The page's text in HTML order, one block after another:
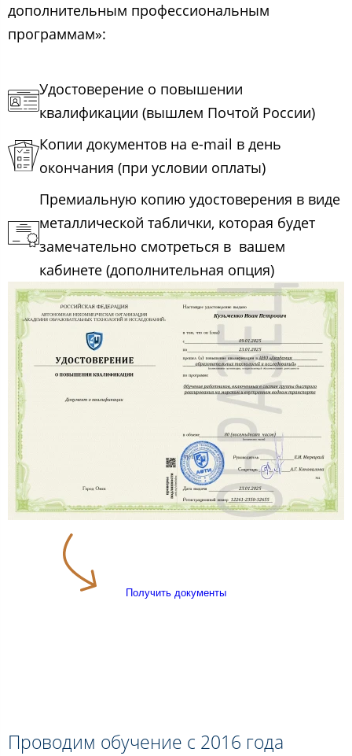
дополнительным профессиональным
программам»:
Удостоверение о повышении
квалификации (вышлем Почтой России)
Копии документов на e-mail в день
окончания (при условии оплаты)
Премиальную копию удостоверения в виде
металлической таблички, которая будет
замечательно смотреться в вашем
кабинете (дополнительная опция)
Получить документы
Проводим обучение с 2016 года